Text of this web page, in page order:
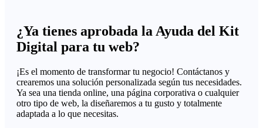
¿Ya tienes aprobada la Ayuda del Kit
Digital para tu web?
¡Es el momento de transformar tu negocio! Contáctanos y
crearemos una solución personalizada según tus necesidades.
Ya sea una tienda online, una página corporativa o cualquier
otro tipo de web, la diseñaremos a tu gusto y totalmente
adaptada a lo que necesitas.